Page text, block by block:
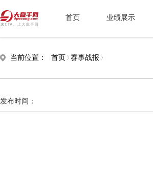
首页 业绩展示
当前位置： 首页 赛事战报
发布时间：